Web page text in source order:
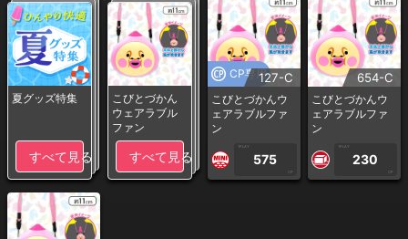
夏グッズ特集
すべて見る
こびとづかん
ウェアラブル
ファン
すべて見る
CP専用127-C
こびとづかんウ
ェアラブルファ
ン
1PLAY
575
CP
654-C
こびとづかんウ
ェアラブルファ
ン
1PLAY
230
CP